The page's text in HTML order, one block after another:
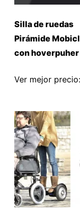
Silla de ruedas
Pirámide
con hoverpuher
Ver mejor precio: